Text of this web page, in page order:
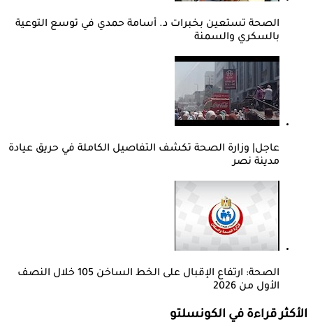
الصحة تستعين بخبرات د. أسامة حمدي في توسع التوعية
بالسكري والسمنة
عاجل| وزارة الصحة تكشف التفاصيل الكاملة في حريق عيادة
مدينة نصر
الصحة: ارتفاع الإقبال على الخط الساخن 105 خلال النصف
الأول من 2026
الأكثر قراءة في الكونسلتو